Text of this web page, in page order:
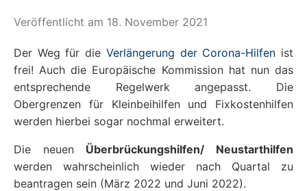
Veröffentlicht am 18. November 2021
Der Weg für die Verlängerung der Corona-Hilfen ist
frei! Auch die Europäische Kommission hat nun das
entsprechende Regelwerk angepasst. Die
Obergrenzen für Kleinbeihilfen und Fixkostenhilfen
werden hierbei sogar nochmal erweitert.
Die neuen Überbrückungshilfen/ Neustarthilfen
werden wahrscheinlich wieder nach Quartal zu
beantragen sein (März 2022 und Juni 2022).